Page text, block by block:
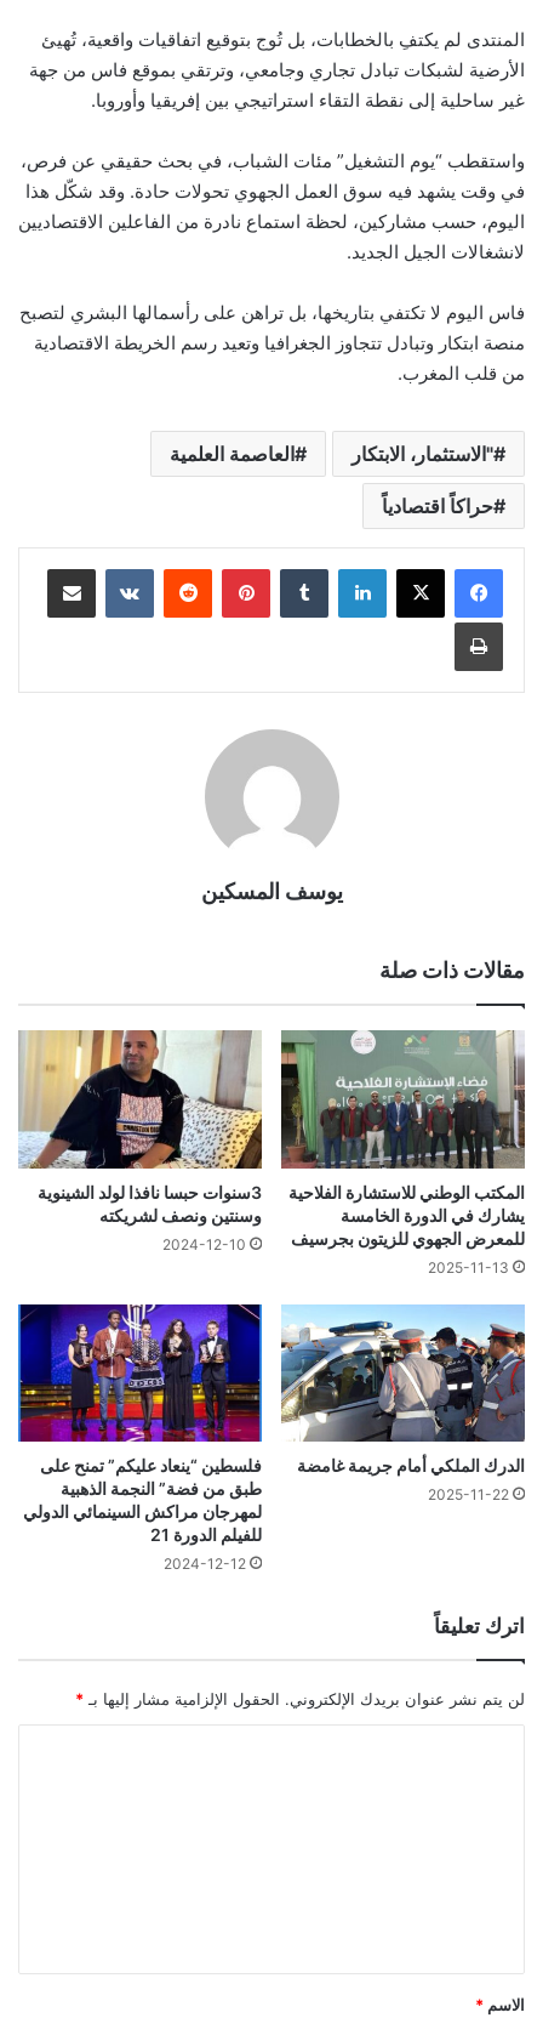
المنتدى لم يكتفِ بالخطابات، بل تُوج بتوقيع اتفاقيات واقعية، تُهيئ
الأرضية لشبكات تبادل تجاري وجامعي، وترتقي بموقع فاس من جهة
غير ساحلية إلى نقطة التقاء استراتيجي بين إفريقيا وأوروبا.
واستقطب “يوم التشغيل” مئات الشباب، في بحث حقيقي عن فرص،
في وقت يشهد فيه سوق العمل الجهوي تحولات حادة. وقد شكّل هذا
اليوم، حسب مشاركين، لحظة استماع نادرة من الفاعلين الاقتصاديين
لانشغالات الجيل الجديد.
فاس اليوم لا تكتفي بتاريخها، بل تراهن على رأسمالها البشري لتصبح
منصة ابتكار وتبادل تتجاوز الجغرافيا وتعيد رسم الخريطة الاقتصادية
من قلب المغرب.
"الاستثمار، الابتكار العاصمة العلمية
حراكاً اقتصادياً
لينكدإن بينتيريست مشاركة عبر البريد
طباعة
يوسف المسكين
مقالات ذات صلة
المكتب الوطني للاستشارة الفلاحية
يشارك في الدورة الخامسة
للمعرض الجهوي للزيتون بجرسيف
2025-11-13
3سنوات حبسا نافذا لولد الشينوية
وسنتين ونصف لشريكته
2024-12-10
الدرك الملكي أمام جريمة غامضة
2025-11-22
فلسطين “ينعاد عليكم” تمنح على
طبق من فضة” النجمة الذهبية
لمهرجان مراكش السينمائي الدولي
للفيلم الدورة 21
2024-12-12
اترك تعليقاً
لن يتم نشر عنوان بريدك الإلكتروني. الحقول الإلزامية مشار إليها بـ *
*
الاسم *